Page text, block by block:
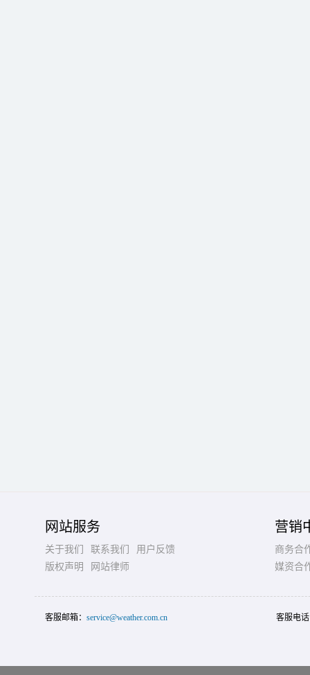
网站服务
关于我们 联系我们
用户反馈
版权声明
网站律师
营销
商务合
媒资合
客服邮箱： service@weather.com.cn 客服电